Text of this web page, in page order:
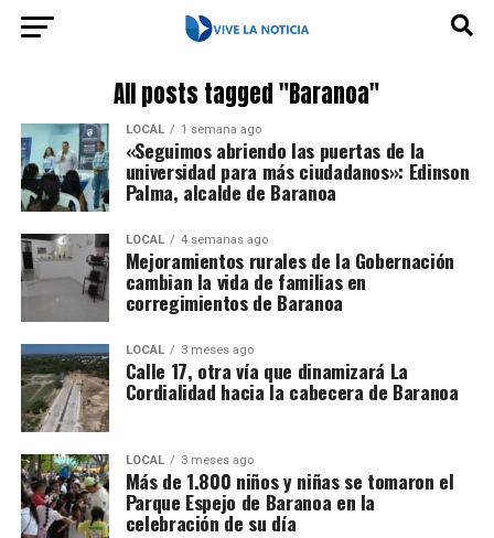
All posts tagged "Baranoa"
LOCAL 1 semana ago
«Seguimos abriendo las puertas de la
universidad para más ciudadanos»: Edinson
Palma, alcalde de Baranoa
LOCAL 4 semanas ago
Mejoramientos rurales de la Gobernación
cambian la vida de familias en
corregimientos de Baranoa
LOCAL 3 meses ago
Calle 17, otra vía que dinamizará La
Cordialidad hacia la cabecera de Baranoa
LOCAL 3 meses ago
Más de 1.800 niños y niñas se tomaron el
Parque Espejo de Baranoa en la
celebración de su día